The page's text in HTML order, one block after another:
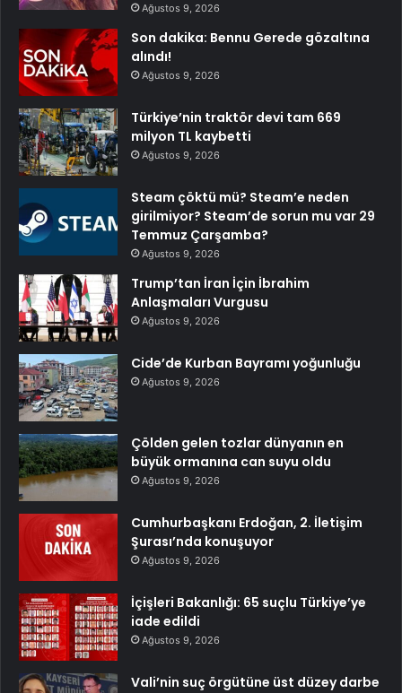
Ağustos 9, 2026
Son dakika: Bennu Gerede gözaltına
alındı!
Ağustos 9, 2026
Türkiye’nin traktör devi tam 669
milyon TL kaybetti
Ağustos 9, 2026
Steam çöktü mü? Steam’e neden
girilmiyor? Steam’de sorun mu var 29
Temmuz Çarşamba?
Ağustos 9, 2026
Trump’tan İran İçin İbrahim
Anlaşmaları Vurgusu
Ağustos 9, 2026
Cide’de Kurban Bayramı yoğunluğu
Ağustos 9, 2026
Çölden gelen tozlar dünyanın en
büyük ormanına can suyu oldu
Ağustos 9, 2026
Cumhurbaşkanı Erdoğan, 2. İletişim
Şurası’nda konuşuyor
Ağustos 9, 2026
İçişleri Bakanlığı: 65 suçlu Türkiye’ye
iade edildi
Ağustos 9, 2026
Vali’nin suç örgütüne üst düzey darbe